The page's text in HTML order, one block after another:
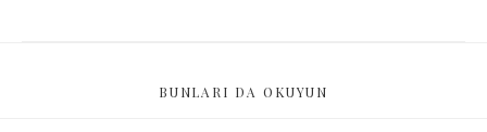
BUNLARI DA OKUYUN